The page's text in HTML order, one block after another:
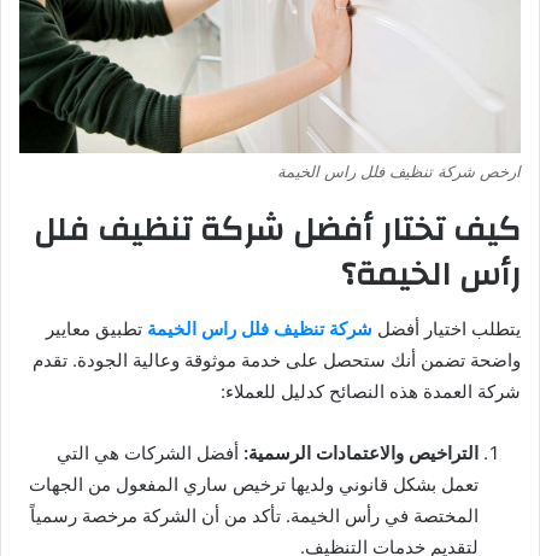
ارخص شركة تنظيف فلل راس الخيمة
كيف تختار أفضل شركة تنظيف فلل
رأس الخيمة؟
يتطلب اختيار أفضل شركة تنظيف فلل راس الخيمة تطبيق معايير
واضحة تضمن أنك ستحصل على خدمة موثوقة وعالية الجودة. تقدم
شركة العمدة هذه النصائح كدليل للعملاء:
التراخيص والاعتمادات الرسمية: أفضل الشركات هي التي
تعمل بشكل قانوني ولديها ترخيص ساري المفعول من الجهات
المختصة في رأس الخيمة. تأكد من أن الشركة مرخصة رسمياً
لتقديم خدمات التنظيف.